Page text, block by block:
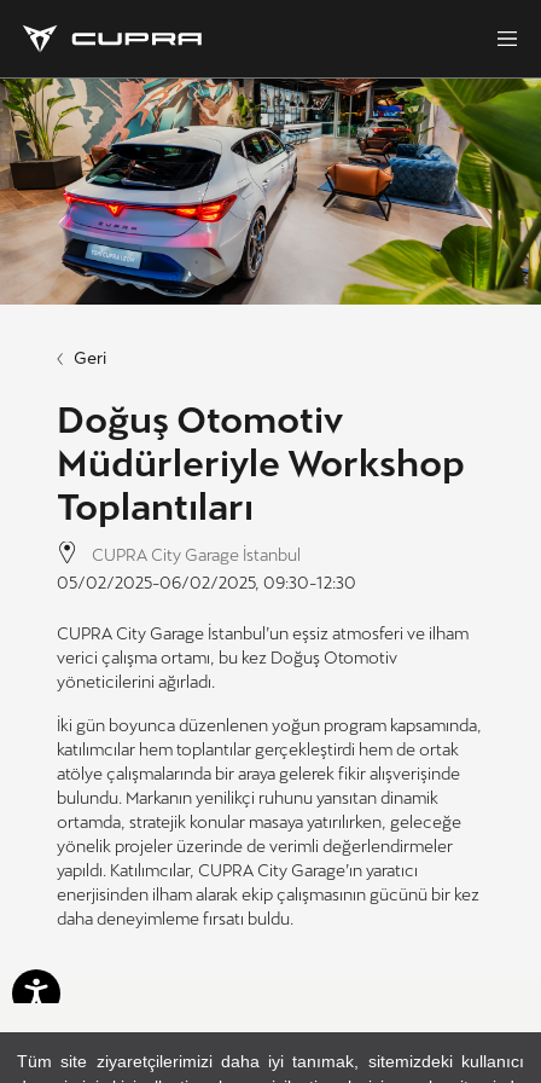
Tüm site ziyaretçilerimizi daha iyi tanımak, sitemizdeki kullanıcı
Geri
Doğuş Otomotiv
Müdürleriyle Workshop
Toplantıları
CUPRA City Garage İstanbul
05/02/2025-06/02/2025, 09:30-12:30
CUPRA City Garage İstanbul’un eşsiz atmosferi ve ilham
verici çalışma ortamı, bu kez Doğuş Otomotiv
yöneticilerini ağırladı.
İki gün boyunca düzenlenen yoğun program kapsamında,
katılımcılar hem toplantılar gerçekleştirdi hem de ortak
atölye çalışmalarında bir araya gelerek fikir alışverişinde
bulundu. Markanın yenilikçi ruhunu yansıtan dinamik
ortamda, stratejik konular masaya yatırılırken, geleceğe
yönelik projeler üzerinde de verimli değerlendirmeler
yapıldı. Katılımcılar, CUPRA City Garage’ın yaratıcı
enerjisinden ilham alarak ekip çalışmasının gücünü bir kez
daha deneyimleme fırsatı buldu.